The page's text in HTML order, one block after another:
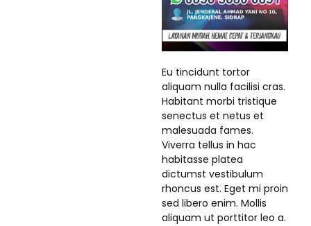
Eu tincidunt tortor
aliquam nulla facilisi cras.
Habitant morbi tristique
senectus et netus et
malesuada fames.
Viverra tellus in hac
habitasse platea
dictumst vestibulum
rhoncus est. Eget mi proin
sed libero enim. Mollis
aliquam ut porttitor leo a.